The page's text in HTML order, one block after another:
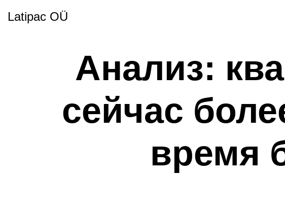
Latipac OÜ
Анализ:
сейчас
время